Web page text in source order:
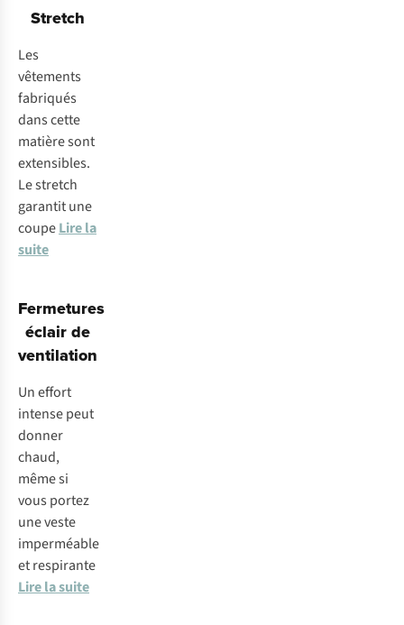
Stretch
Les
vêtements
fabriqués
dans cette
matière sont
extensibles.
Le stretch
garantit une
coupeLire la
suite
Fermetures
éclair de
ventilation
Un effort
intense peut
donner
chaud,
même si
vous portez
une veste
imperméable
et respirante
Lire la suite